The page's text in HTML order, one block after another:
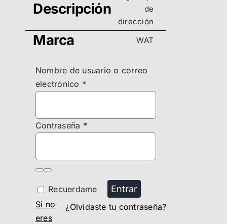
Descripción
de
dirección
Marca WAT
Nombre de usuario o correo
electrónico *
Contraseña *
Recuerdame Entrar
¿Olvidaste tu contraseña?
Si no
eres